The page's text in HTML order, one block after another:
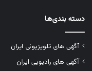
دسته بندی‌ها
آگهی های تلویزیونی ایران
آگهی های رادیویی ایران